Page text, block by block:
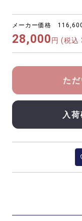
メーカー価格
28,000 円 (税込
た
入